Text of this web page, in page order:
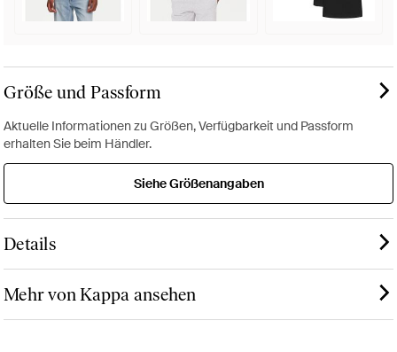
Größe und Passform
Aktuelle Informationen zu Größen, Verfügbarkeit und Passform
erhalten Sie beim Händler.
Siehe Größenangaben
Details
Mehr von Kappa ansehen